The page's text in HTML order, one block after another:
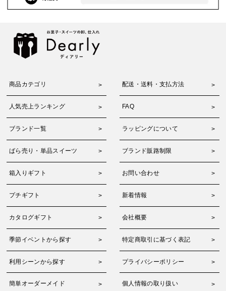
商品カテゴリ 配送・送料・支払方法
人気売上ランキング FAQ
ブランド一覧 ラッピングについて
ばら売り・単品スイーツ ブランド販路制限
箱入りギフト お問い合わせ
プチギフト 新着情報
カタログギフト 会社概要
季節イベントから探す 特定商取引に基づく表記
利用シーンから探す プライバシーポリシー
簡単オーダーメイド 個人情報の取り扱い